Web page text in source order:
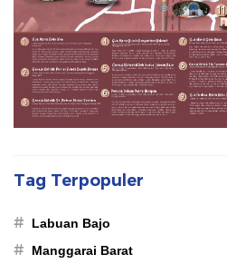
Tag Terpopuler
# Labuan Bajo
# Manggarai Barat